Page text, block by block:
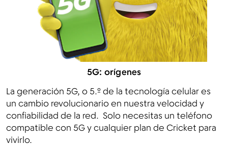
5G: orígenes
La generación 5G, o 5.º de la tecnología celular es
un cambio revolucionario en nuestra velocidad y
confiabilidad de la red. Solo necesitas un teléfono
compatible con 5G y cualquier plan de Cricket para
vivirlo.